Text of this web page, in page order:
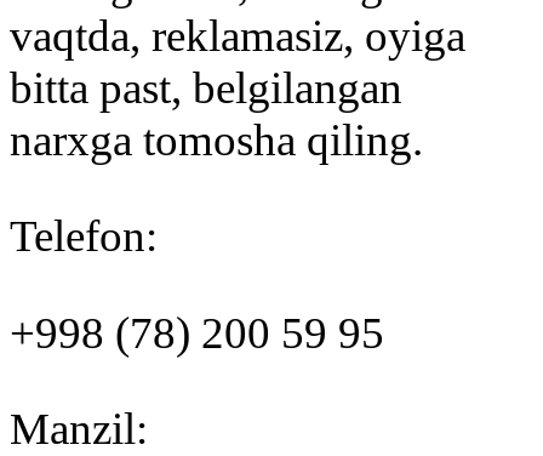
vaqtda, reklamasiz, oyiga
bitta past, belgilangan
narxga tomosha qiling.
Telefon:
+998 (78) 200 59 95
Manzil: